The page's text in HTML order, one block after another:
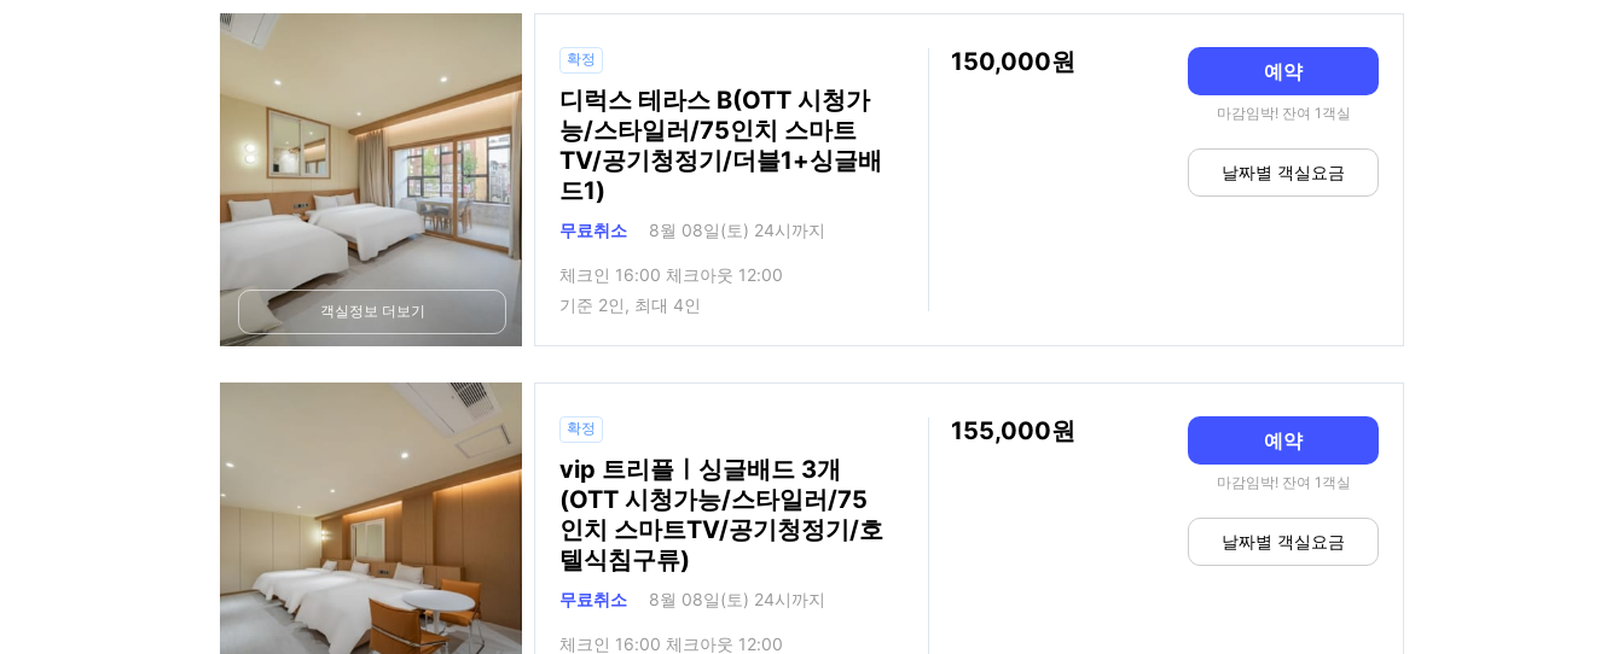
객실정보 더보기
확정
디럭스 테라스 B(OTT 시청가
능/스타일러/75인치 스마트
TV/공기청정기/더블1+싱글배
드1)
무료취소 8월 08일(토) 24시까지
체크인 16:00 체크아웃 12:00
기준 2인, 최대 4인
150,000 예약
마감임박! 잔여 1객실
날짜별 객실요금
확정
vip 트리플ㅣ싱글배드 3개
(OTT 시청가능/스타일러/75
인치 스마트TV/공기청정기/호
텔식침구류)
무료취소 8월 08일(토) 24시까지
체크인 16:00 체크아웃 12:00
155,000 예약
마감임박! 잔여 1객실
날짜별 객실요금